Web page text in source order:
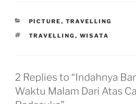
CATEGORIES
PICTURE , TRAVELLING
TAGS
TRAVELLING , WISATA
2 Replies to “Indahnya
Waktu Malam Dari Atas